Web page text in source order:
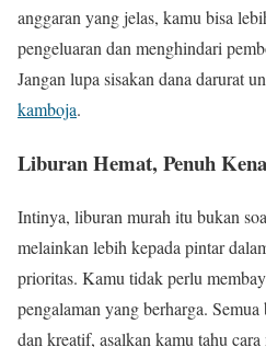
anggaran yang jelas, kamu bisa
pengeluaran dan menghindari
Jangan lupa sisakan dana darurat
kamboja.
Liburan Hemat, Penuh
Intinya, liburan murah itu bukan
melainkan lebih kepada pintar
prioritas. Kamu tidak perlu
pengalaman yang berharga.
dan kreatif, asalkan kamu tahu